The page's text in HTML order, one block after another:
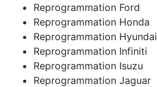
Reprogrammation Ford
Reprogrammation Honda
Reprogrammation Hyundai
Reprogrammation Infiniti
Reprogrammation Isuzu
Reprogrammation Jaguar